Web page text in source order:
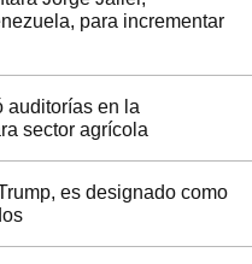
para incrementar
auditorías en la
sector agrícola
es designado como